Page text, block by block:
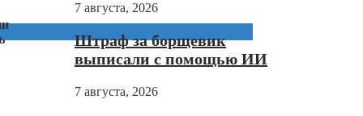
7 августа, 2026
Штраф за борщевик
выписали с помощью ИИ
7 августа, 2026